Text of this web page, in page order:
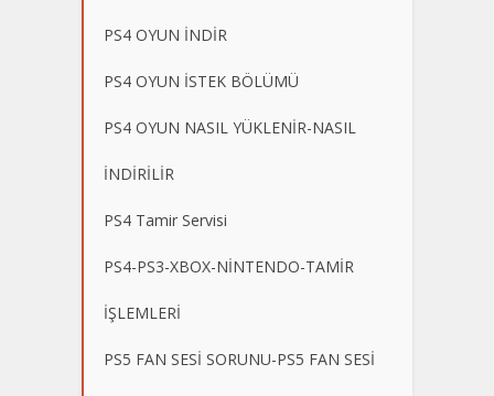
PS4 OYUN İNDİR
PS4 OYUN İSTEK BÖLÜMÜ
PS4 OYUN NASIL YÜKLENİR-NASIL
İNDİRİLİR
PS4 Tamir Servisi
PS4-PS3-XBOX-NİNTENDO-TAMİR
İŞLEMLERİ
PS5 FAN SESİ SORUNU-PS5 FAN SESİ